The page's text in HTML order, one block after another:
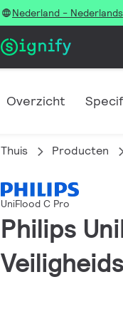
Nederland - Nederlands
Overzicht
Thuis Producten
UniFlood C Pro
Philips